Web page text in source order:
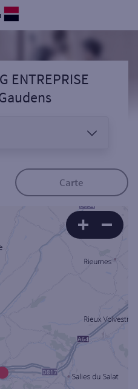
ENTREPRISE
de moi
Carte